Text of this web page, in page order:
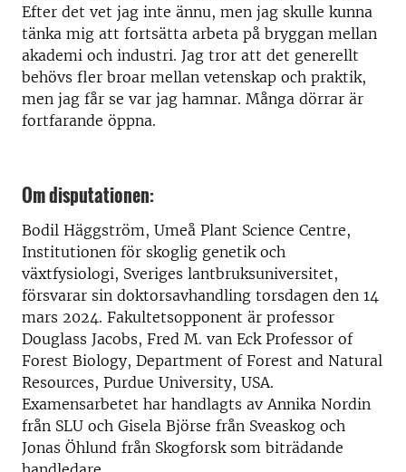
Efter det vet jag inte ännu, men jag skulle kunna
tänka mig att fortsätta arbeta på bryggan mellan
akademi och industri. Jag tror att det generellt
behövs fler broar mellan vetenskap och praktik,
men jag får se var jag hamnar. Många dörrar är
fortfarande öppna.
Om disputationen:
Bodil Häggström, Umeå Plant Science Centre,
Institutionen för skoglig genetik och
växtfysiologi, Sveriges lantbruksuniversitet,
försvarar sin doktorsavhandling torsdagen den 14
mars 2024. Fakultetsopponent är professor
Douglass Jacobs, Fred M. van Eck Professor of
Forest Biology, Department of Forest and Natural
Resources, Purdue University, USA.
Examensarbetet har handlagts av Annika Nordin
från SLU och Gisela Björse från Sveaskog och
Jonas Öhlund från Skogforsk som biträdande